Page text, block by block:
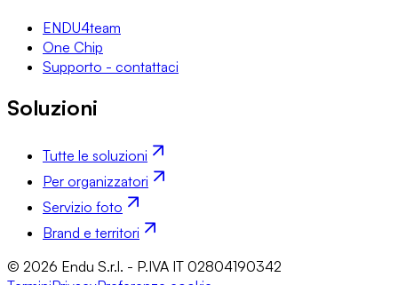
ENDU4team
One Chip
Supporto - contattaci
Soluzioni
Tutte le soluzioni
Per organizzatori
Servizio foto
Brand e territori
© 2026 Endu S.r.l. - P.IVA IT 02804190342